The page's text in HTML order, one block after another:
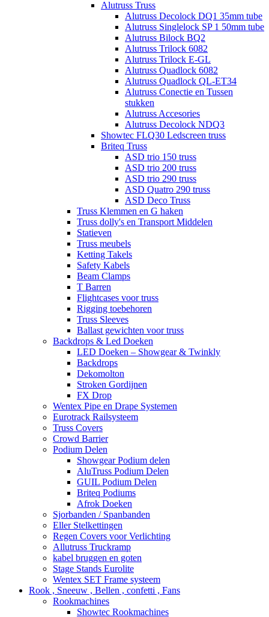
Alutruss Truss
Alutruss Decolock DQ1 35mm tube
Alutruss Singlelock SP 1 50mm tube
Alutruss Bilock BQ2
Alutruss Trilock 6082
Alutruss Trilock E-GL
Alutruss Quadlock 6082
Alutruss Quadlock QL-ET34
Alutruss Conectie en Tussen
stukken
Alutruss Accesories
Alutruss Decolock NDQ3
Showtec FLQ30 Ledscreen truss
Briteq Truss
ASD trio 150 truss
ASD trio 200 truss
ASD trio 290 truss
ASD Quatro 290 truss
ASD Deco Truss
Truss Klemmen en G haken
Truss dolly's en Transport Middelen
Statieven
Truss meubels
Ketting Takels
Safety Kabels
Beam Clamps
T Barren
Flightcases voor truss
Rigging toebehoren
Truss Sleeves
Ballast gewichten voor truss
Backdrops & Led Doeken
LED Doeken – Showgear & Twinkly
Backdrops
Dekomolton
Stroken Gordijnen
FX Drop
Wentex Pipe en Drape Systemen
Eurotrack Railsysteem
Truss Covers
Crowd Barrier
Podium Delen
Showgear Podium delen
AluTruss Podium Delen
GUIL Podium Delen
Briteq Podiums
Afrok Doeken
Sjorbanden / Spanbanden
Eller Stelkettingen
Regen Covers voor Verlichting
Allutruss Truckramp
kabel bruggen en goten
Stage Stands Eurolite
Wentex SET Frame systeem
Rook , Sneeuw , Bellen , confetti , Fans
Rookmachines
Showtec Rookmachines